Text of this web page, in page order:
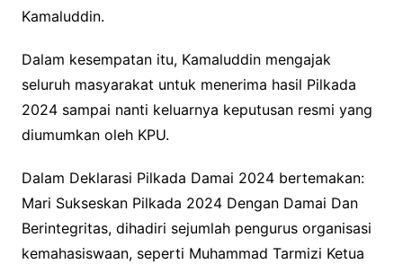
Kamaluddin.
Dalam kesempatan itu, Kamaluddin mengajak
seluruh masyarakat untuk menerima hasil Pilkada
2024 sampai nanti keluarnya keputusan resmi yang
diumumkan oleh KPU.
Dalam Deklarasi Pilkada Damai 2024 bertemakan:
Mari Sukseskan Pilkada 2024 Dengan Damai Dan
Berintegritas, dihadiri sejumlah pengurus organisasi
kemahasiswaan, seperti Muhammad Tarmizi Ketua